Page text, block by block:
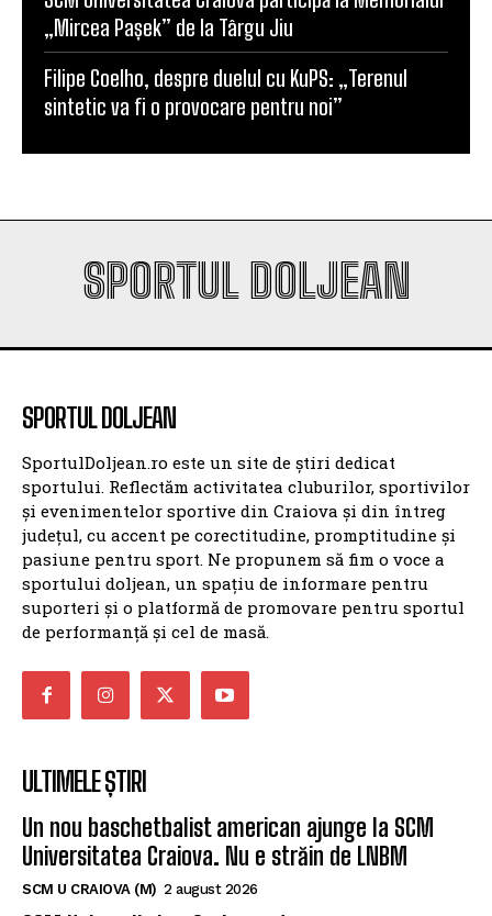
Filipe Coelho, despre duelul cu KuPS: „Terenul
sintetic va fi o provocare pentru noi”
SPORTUL DOLJEAN
SPORTUL DOLJEAN
sportului. Reflectăm activitatea cluburilor, sportivilor
județul, cu accent pe corectitudine, promptitudine și
pasiune pentru sport. Ne propunem să fim o voce a
sportului doljean, un spațiu de informare pentru
suporteri și o platformă de promovare pentru sportul
de performanță și cel de masă.
ULTIMELE ȘTIRI
Un nou baschetbalist american ajunge la SCM
Universitatea Craiova. Nu e străin de LNBM
SCM U CRAIOVA (M) 2 august 2026
SCM Universitatea Craiova aduce un nou
playmaker pentru noul sezon